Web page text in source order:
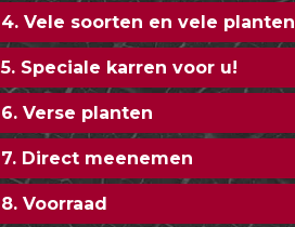
4. Vele soorten en vele planten
5. Speciale karren voor u!
6. Verse planten
7. Direct meenemen
8. Voorraad